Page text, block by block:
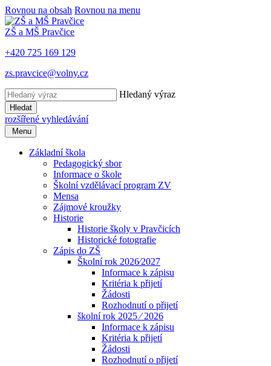
Rovnou na obsah Rovnou na menu
ZŠ a MŠ Pravčice
+420 725 169 129
zs.pravcice@volny.cz
Hledaný výraz
Hledat
rozšířené vyhledávání
Menu
Základní škola
Pedagogický sbor
Informace o škole
Školní vzdělávací program ZV
Mensa
Zájmové kroužky
Historie
Historie školy v Pravčicích
Historické fotografie
Zápis do ZŠ
Školní rok 2026⁄2027
Informace k zápisu
Kritéria k přijetí
Žádosti
Rozhodnutí o přijetí
školní rok 2025 ⁄ 2026
Informace k zápisu
Kritéria k přijetí
Žádosti
Rozhodnutí o přijetí